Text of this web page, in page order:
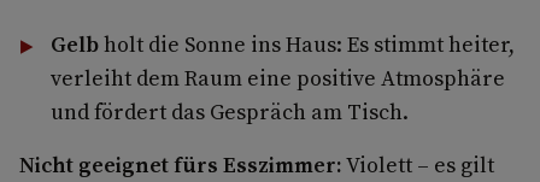
Gelbholt die Sonne ins Haus: Es stimmt heiter,
verleiht dem Raum eine positive Atmosphäre
und fördert das Gespräch am Tisch.
Nicht geeignet fürs Esszimmer:Violett – es gilt